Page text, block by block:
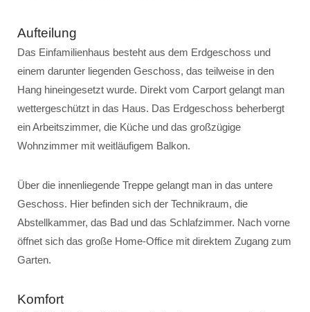
Aufteilung
Das Einfamilienhaus besteht aus dem Erdgeschoss und
einem darunter liegenden Geschoss, das teilweise in den
Hang hineingesetzt wurde. Direkt vom Carport gelangt man
wettergeschützt in das Haus. Das Erdgeschoss beherbergt
ein Arbeitszimmer, die Küche und das großzügige
Wohnzimmer mit weitläufigem Balkon.
Über die innenliegende Treppe gelangt man in das untere
Geschoss. Hier befinden sich der Technikraum, die
Abstellkammer, das Bad und das Schlafzimmer. Nach vorne
öffnet sich das große Home-Office mit direktem Zugang zum
Garten.
Komfort